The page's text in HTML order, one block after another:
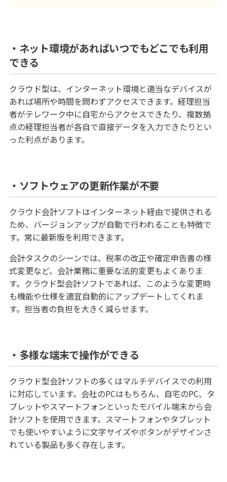
・ネット環境があればいつでもどこでも利用
できる
クラウド型は、インターネット環境と適当なデバイスが
あれば場所や時間を問わずアクセスできます。経理担当
者がテレワーク中に自宅からアクセスできたり、複数拠
点の経理担当者が各自で直接データを入力できたりとい
った利点があります。
・ソフトウェアの更新作業が不要
クラウド会計ソフトはインターネット経由で提供される
ため、バージョンアップが自動で行われることも特徴で
す。常に最新版を利用できます。
会計タスクのシーンでは、税率の改正や確定申告書の様
式変更など、会計業務に重要な法的変更もよくありま
す。クラウド型会計ソフトであれば、このような変更時
も機能や仕様を適宜自動的にアップデートしてくれま
す。担当者の負担を大きく減らせます。
・多様な端末で操作ができる
クラウド型会計ソフトの多くはマルチデバイスでの利用
に対応しています。会社のPCはもちろん、自宅のPC、タ
ブレットやスマートフォンといったモバイル端末から会
計ソフトを使用できます。スマートフォンやタブレット
でも使いやすいように文字サイズやボタンがデザインさ
れている製品も多く存在します。